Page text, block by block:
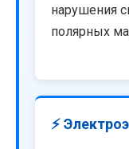
нарушения
полярных
⚡